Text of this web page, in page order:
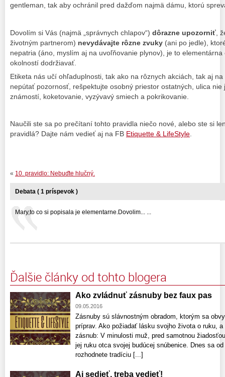
gentleman, tak aby ochránil pred dažďom najmä dámu, ktorú
Dovolím si Vás (najmä „správnych chlapov“) dôrazne upozorniť ,
životným partnerom) nevydávajte rôzne zvuky (ani po jedle),
nepatria (áno, myslím aj na uvoľňovanie plynov), je to
okolností dodržiavať.
Etiketa nás učí ohľaduplnosti, tak ako na rôznych akciách, tak aj
nepútať pozornosť, rešpektujte osobný priestor ostatných, ulica nie
známostí, koketovanie, vyzývavý smiech a pokrikovanie.
Naučili ste sa po prečítaní tohto pravidla niečo nové, alebo ste si
pravidlá? Dajte nám vedieť aj na FB Etiquette & LifeStyle
« 10. pravidlo: Nebuďte hlučný.
Debata ( 1 príspevok )
Mary,to co si popisala je elementarne.Dovolim... ...
Ďalšie články od tohto blogera
Ako zvládnuť zásnuby bez faux pas
09.05.2016
Zásnuby sú slávnostným obradom, ktorým sa
príprav. Ako požiadať lásku svojho života o ruku,
zásnub: V minulosti muž, pred samotnou
jej ruku otca svojej budúcej snúbenice. Dnes sa
rozhodnete tradíciu [...]
Aj sedieť, treba vedieť!